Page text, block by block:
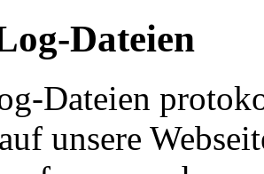
Dateien
Dateien
unsere